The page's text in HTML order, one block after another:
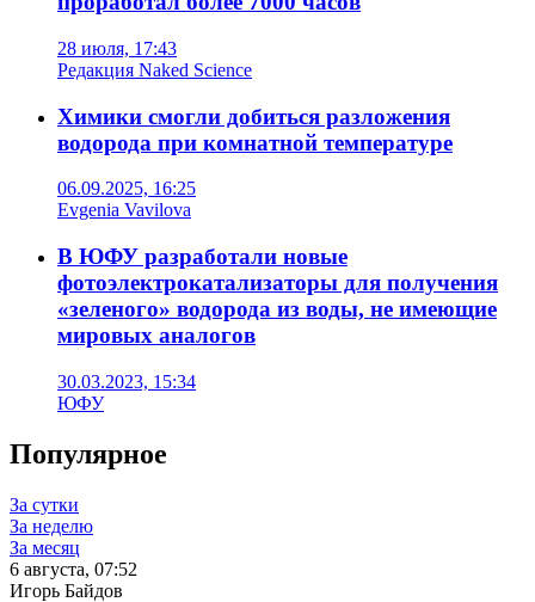
28 июля, 17:43
Редакция Naked Science
Химики смогли добиться разложения
водорода при комнатной температуре
06.09.2025, 16:25
Evgenia Vavilova
В ЮФУ разработали новые
фотоэлектрокатализаторы для получения
«зеленого» водорода из воды, не имеющие
мировых аналогов
30.03.2023, 15:34
ЮФУ
Популярное
За сутки
За неделю
За месяц
6 августа, 07:52
Игорь Байдов